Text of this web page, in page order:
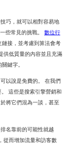
巧，就可以相對容易地
些常見的挑戰。 數位行
接，並考慮到算法會考
供低質量的內容並且充滿
鍵字。
以說是免費的。 在我們
這些是搜索引擎營銷和
將它們混為一談，甚至
名靠前的可能性就越
從而增加流量和訪客數